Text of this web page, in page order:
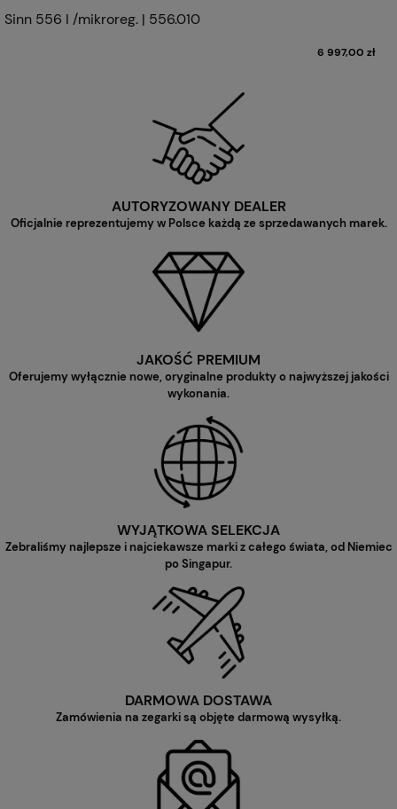
Sinn 556 I /mikroreg. | 556.010
6 997,00 zł
AUTORYZOWANY DEALER
Oficjalnie reprezentujemy w Polsce każdą ze sprzedawanych marek.
JAKOŚĆ PREMIUM
Oferujemy wyłącznie nowe, oryginalne produkty o najwyższej jakości
wykonania.
WYJĄTKOWA SELEKCJA
Zebraliśmy najlepsze i najciekawsze marki z całego świata, od Niemiec
po Singapur.
DARMOWA DOSTAWA
Zamówienia na zegarki są objęte darmową wysyłką.